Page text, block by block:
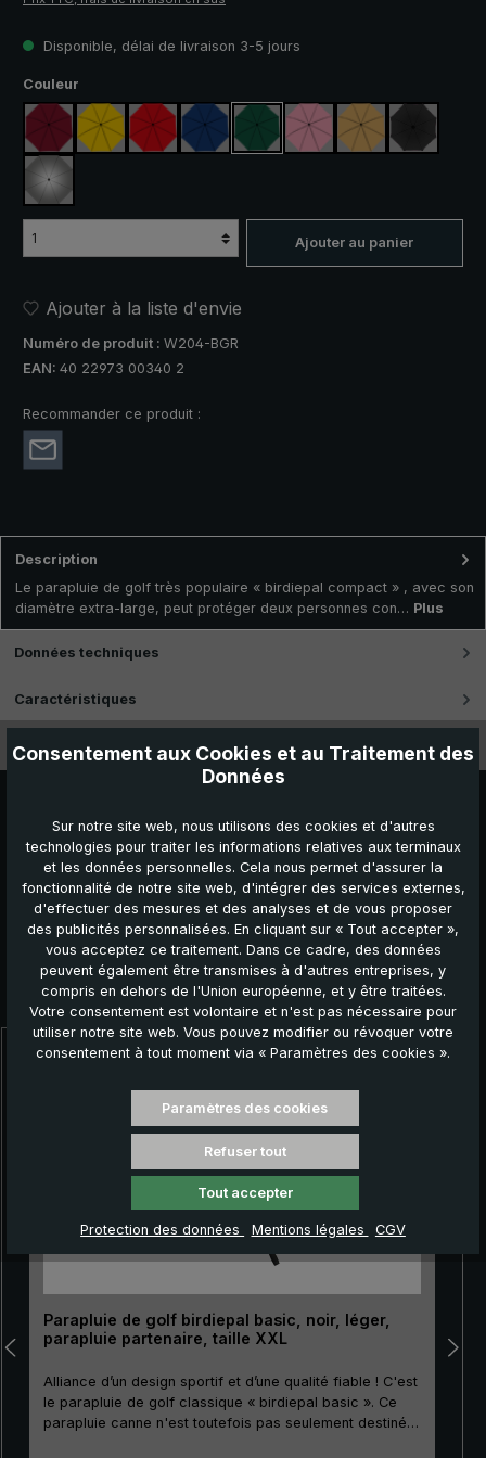
Disponible, délai de livraison 3-5 jours
Sélectionnez
Couleur
rouge vinjaune rouge bleu royalvert foncérose beige noir
argent, protection UV 50+
Ajouter au panier
Ajouter à la liste d'envie
Numéro de produit : W204-BGR
EAN: 40 22973 00340 2
Recommander ce produit :
Description
Le parapluie de golf très populaire « birdiepal compact » , avec son
diamètre extra-large, peut protéger deux personnes con… Plus
Données techniques
Caractéristiques
Vidéos
Autres produits que vous pourriez aimer :
Parapluie de golf birdiepal basic, noir, léger,
parapluie partenaire, taille XXL
Alliance d’un design sportif et d’une qualité fiable ! C'est
le parapluie de golf classique « birdiepal basic ». Ce
parapluie canne n'est toutefois pas seulement destiné à
Consentement aux Cookies et au Traitement des
Données
Sur notre site web, nous utilisons des cookies et d'autres
technologies pour traiter les informations relatives aux terminaux
et les données personnelles. Cela nous permet d'assurer la
fonctionnalité de notre site web, d'intégrer des services externes,
d'effectuer des mesures et des analyses et de vous proposer
des publicités personnalisées. En cliquant sur « Tout accepter »,
vous acceptez ce traitement. Dans ce cadre, des données
peuvent également être transmises à d'autres entreprises, y
compris en dehors de l'Union européenne, et y être traitées.
Votre consentement est volontaire et n'est pas nécessaire pour
utiliser notre site web. Vous pouvez modifier ou révoquer votre
consentement à tout moment via « Paramètres des cookies ».
Paramètres des cookies
Refuser tout
Tout accepter
Protection des données Mentions légales CGV